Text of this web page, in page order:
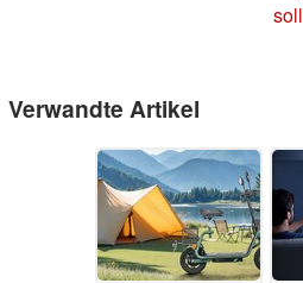
Verwandte Artikel